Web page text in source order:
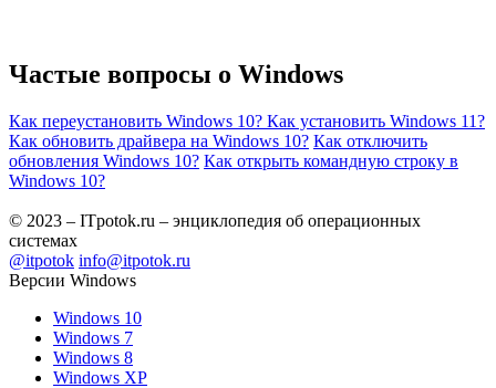
Частые вопросы о Windows
Как переустановить Windows 10? Как установить Windows 11?
Как обновить драйвера на Windows 10? Как отключить
обновления Windows 10? Как открыть командную строку в
Windows 10?
© 2023 – ITpotok.ru – энциклопедия об операционных
системах
@itpotok info@itpotok.ru
Версии Windows
Windows 10
Windows 7
Windows 8
Windows XP